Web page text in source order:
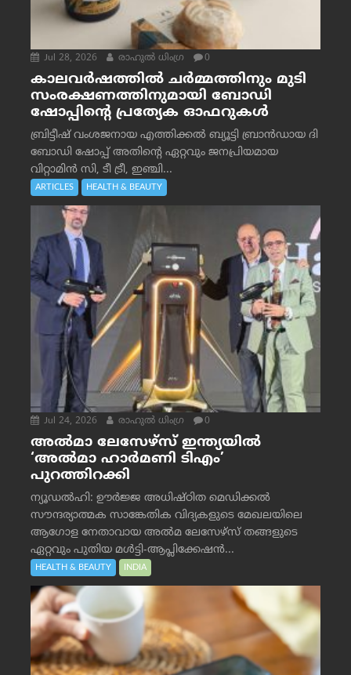
Jul 28, 2026 രാഹുല്‍ ധിംഗ്ര 0
കാലവർഷത്തിൽ ചർമ്മത്തിനും മുടി
സംരക്ഷണത്തിനുമായി ബോഡി
ഷോപ്പിന്റെ പ്രത്യേക ഓഫറുകൾ
ബ്രിട്ടീഷ് വംശജനായ എത്തിക്കൽ ബ്യൂട്ടി ബ്രാൻഡായ ദി
ബോഡി ഷോപ്പ് അതിന്റെ ഏറ്റവും ജനപ്രിയമായ
വിറ്റാമിൻ സി, ടീ ട്രീ, ഇഞ്ചി...
ARTICLES HEALTH & BEAUTY
Jul 24, 2026 രാഹുല്‍ ധിംഗ്ര 0
അൽമാ ലേസേഴ്സ് ഇന്ത്യയിൽ
‘അൽമാ ഹാർമണി ടിഎം’
പുറത്തിറക്കി
ന്യൂഡൽഹി: ഊർജ്ജ അധിഷ്ഠിത മെഡിക്കൽ
സൗന്ദര്യാത്മക സാങ്കേതിക വിദ്യകളുടെ മേഖലയിലെ
ആഗോള നേതാവായ അൽമ ലേസേഴ്സ് തങ്ങളുടെ
ഏറ്റവും പുതിയ മൾട്ടി-ആപ്ലിക്കേഷൻ...
HEALTH & BEAUTY INDIA